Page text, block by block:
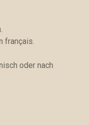
français.
oder nach